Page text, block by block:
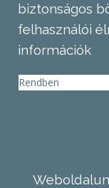
biztonságos
felhasználói
információk
Rendben